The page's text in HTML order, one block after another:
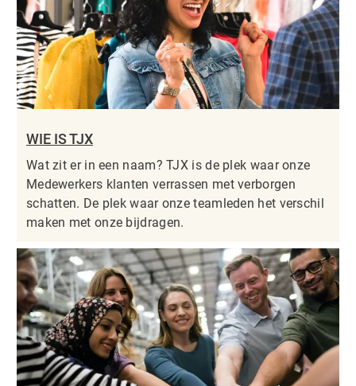
WIE IS TJX
Wat zit er in een naam? TJX is de plek waar onze
Medewerkers klanten verrassen met verborgen
schatten. De plek waar onze teamleden het verschil
maken met onze bijdragen.